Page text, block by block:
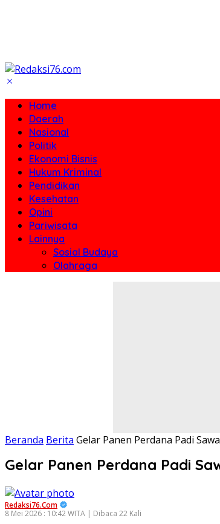
Home
Daerah
Nasional
Politik
Ekonomi Bisnis
Hukum Kriminal
Pendidikan
Kesehatan
Opini
Pariwisata
Lainnya
Sosial Budaya
Olahraga
Beranda Berita Gelar Panen Perdana Padi
Gelar Panen Perdana Padi
Redaksi76.com
8 Mei 2026 : 10:42 WITA | Dibaca 22 Kali